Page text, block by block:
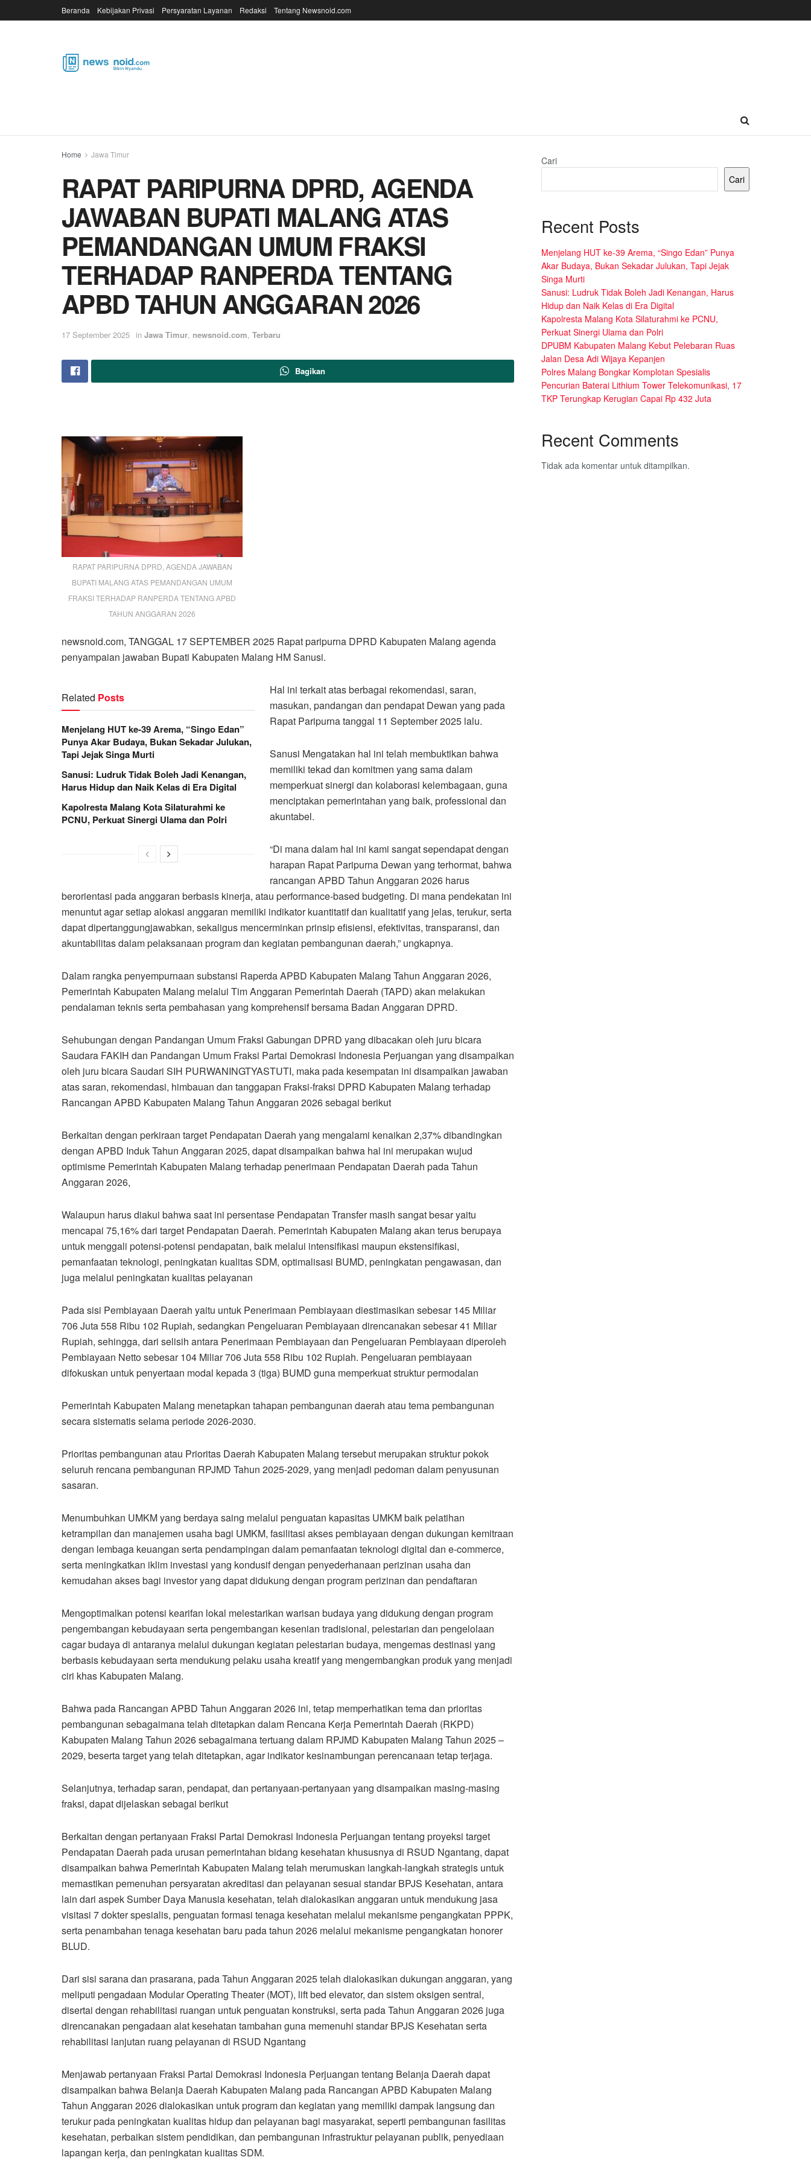
Beranda Kebijakan Privasi Persyaratan Layanan Redaksi Tentang Newsnoid.com
Home Jawa Timur
RAPAT PARIPURNA DPRD, AGENDA
JAWABAN BUPATI MALANG ATAS
PEMANDANGAN UMUM FRAKSI
TERHADAP RANPERDA TENTANG
APBD TAHUN ANGGARAN 2026
17 September 2025 in Jawa Timur, newsnoid.com, Terbaru
Bagikan
RAPAT PARIPURNA DPRD, AGENDA JAWABAN
BUPATI MALANG ATAS PEMANDANGAN UMUM
FRAKSI TERHADAP RANPERDA TENTANG APBD
TAHUN ANGGARAN 2026
newsnoid.com, TANGGAL 17 SEPTEMBER 2025 Rapat paripurna DPRD Kabupaten Malang agenda
penyampaian jawaban Bupati Kabupaten Malang HM Sanusi.
Related Posts
Menjelang HUT ke-39 Arema, “Singo Edan”
Punya Akar Budaya, Bukan Sekadar Julukan,
Tapi Jejak Singa Murti
Sanusi: Ludruk Tidak Boleh Jadi Kenangan,
Harus Hidup dan Naik Kelas di Era Digital
Kapolresta Malang Kota Silaturahmi ke
PCNU, Perkuat Sinergi Ulama dan Polri
Hal ini terkait atas berbagai rekomendasi, saran,
masukan, pandangan dan pendapat Dewan yang pada
Rapat Paripurna tanggal 11 September 2025 lalu.
Sanusi Mengatakan hal ini telah membuktikan bahwa
memiliki tekad dan komitmen yang sama dalam
memperkuat sinergi dan kolaborasi kelembagaan, guna
menciptakan pemerintahan yang baik, professional dan
akuntabel.
“Di mana dalam hal ini kami sangat sependapat dengan
harapan Rapat Paripurna Dewan yang terhormat, bahwa
rancangan APBD Tahun Anggaran 2026 harus
berorientasi pada anggaran berbasis kinerja, atau performance-based budgeting. Di mana pendekatan ini
menuntut agar setiap alokasi anggaran memiliki indikator kuantitatif dan kualitatif yang jelas, terukur, serta
dapat dipertanggungjawabkan, sekaligus mencerminkan prinsip efisiensi, efektivitas, transparansi, dan
akuntabilitas dalam pelaksanaan program dan kegiatan pembangunan daerah,” ungkapnya.
Dalam rangka penyempurnaan substansi Raperda APBD Kabupaten Malang Tahun Anggaran 2026,
Pemerintah Kabupaten Malang melalui Tim Anggaran Pemerintah Daerah (TAPD) akan melakukan
pendalaman teknis serta pembahasan yang komprehensif bersama Badan Anggaran DPRD.
Sehubungan dengan Pandangan Umum Fraksi Gabungan DPRD yang dibacakan oleh juru bicara
Saudara FAKIH dan Pandangan Umum Fraksi Partai Demokrasi Indonesia Perjuangan yang disampaikan
oleh juru bicara Saudari SIH PURWANINGTYASTUTI, maka pada kesempatan ini disampaikan jawaban
atas saran, rekomendasi, himbauan dan tanggapan Fraksi-fraksi DPRD Kabupaten Malang terhadap
Rancangan APBD Kabupaten Malang Tahun Anggaran 2026 sebagai berikut
Berkaitan dengan perkiraan target Pendapatan Daerah yang mengalami kenaikan 2,37% dibandingkan
dengan APBD Induk Tahun Anggaran 2025, dapat disampaikan bahwa hal ini merupakan wujud
optimisme Pemerintah Kabupaten Malang terhadap penerimaan Pendapatan Daerah pada Tahun
Anggaran 2026,
Walaupun harus diakui bahwa saat ini persentase Pendapatan Transfer masih sangat besar yaitu
mencapai 75,16% dari target Pendapatan Daerah. Pemerintah Kabupaten Malang akan terus berupaya
untuk menggali potensi-potensi pendapatan, baik melalui intensifikasi maupun ekstensifikasi,
pemanfaatan teknologi, peningkatan kualitas SDM, optimalisasi BUMD, peningkatan pengawasan, dan
juga melalui peningkatan kualitas pelayanan
Pada sisi Pembiayaan Daerah yaitu untuk Penerimaan Pembiayaan diestimasikan sebesar 145 Miliar
706 Juta 558 Ribu 102 Rupiah, sedangkan Pengeluaran Pembiayaan direncanakan sebesar 41 Miliar
Rupiah, sehingga, dari selisih antara Penerimaan Pembiayaan dan Pengeluaran Pembiayaan diperoleh
Pembiayaan Netto sebesar 104 Miliar 706 Juta 558 Ribu 102 Rupiah. Pengeluaran pembiayaan
difokuskan untuk penyertaan modal kepada 3 (tiga) BUMD guna memperkuat struktur permodalan
Pemerintah Kabupaten Malang menetapkan tahapan pembangunan daerah atau tema pembangunan
secara sistematis selama periode 2026-2030.
Prioritas pembangunan atau Prioritas Daerah Kabupaten Malang tersebut merupakan struktur pokok
seluruh rencana pembangunan RPJMD Tahun 2025-2029, yang menjadi pedoman dalam penyusunan
sasaran.
Menumbuhkan UMKM yang berdaya saing melalui penguatan kapasitas UMKM baik pelatihan
ketrampilan dan manajemen usaha bagi UMKM, fasilitasi akses pembiayaan dengan dukungan kemitraan
dengan lembaga keuangan serta pendampingan dalam pemanfaatan teknologi digital dan e-commerce,
serta meningkatkan iklim investasi yang kondusif dengan penyederhanaan perizinan usaha dan
kemudahan akses bagi investor yang dapat didukung dengan program perizinan dan pendaftaran
Mengoptimalkan potensi kearifan lokal melestarikan warisan budaya yang didukung dengan program
pengembangan kebudayaan serta pengembangan kesenian tradisional, pelestarian dan pengelolaan
cagar budaya di antaranya melalui dukungan kegiatan pelestarian budaya, mengemas destinasi yang
berbasis kebudayaan serta mendukung pelaku usaha kreatif yang mengembangkan produk yang menjadi
ciri khas Kabupaten Malang.
Bahwa pada Rancangan APBD Tahun Anggaran 2026 ini, tetap memperhatikan tema dan prioritas
pembangunan sebagaimana telah ditetapkan dalam Rencana Kerja Pemerintah Daerah (RKPD)
Kabupaten Malang Tahun 2026 sebagaimana tertuang dalam RPJMD Kabupaten Malang Tahun 2025 –
2029, beserta target yang telah ditetapkan, agar indikator kesinambungan perencanaan tetap terjaga.
Selanjutnya, terhadap saran, pendapat, dan pertanyaan-pertanyaan yang disampaikan masing-masing
fraksi, dapat dijelaskan sebagai berikut
Berkaitan dengan pertanyaan Fraksi Partai Demokrasi Indonesia Perjuangan tentang proyeksi target
Pendapatan Daerah pada urusan pemerintahan bidang kesehatan khususnya di RSUD Ngantang, dapat
disampaikan bahwa Pemerintah Kabupaten Malang telah merumuskan langkah-langkah strategis untuk
memastikan pemenuhan persyaratan akreditasi dan pelayanan sesuai standar BPJS Kesehatan, antara
lain dari aspek Sumber Daya Manusia kesehatan, telah dialokasikan anggaran untuk mendukung jasa
visitasi 7 dokter spesialis, penguatan formasi tenaga kesehatan melalui mekanisme pengangkatan PPPK,
serta penambahan tenaga kesehatan baru pada tahun 2026 melalui mekanisme pengangkatan honorer
BLUD.
Dari sisi sarana dan prasarana, pada Tahun Anggaran 2025 telah dialokasikan dukungan anggaran, yang
meliputi pengadaan Modular Operating Theater (MOT), lift bed elevator, dan sistem oksigen sentral,
disertai dengan rehabilitasi ruangan untuk penguatan konstruksi, serta pada Tahun Anggaran 2026 juga
direncanakan pengadaan alat kesehatan tambahan guna memenuhi standar BPJS Kesehatan serta
rehabilitasi lanjutan ruang pelayanan di RSUD Ngantang
Menjawab pertanyaan Fraksi Partai Demokrasi Indonesia Perjuangan tentang Belanja Daerah dapat
disampaikan bahwa Belanja Daerah Kabupaten Malang pada Rancangan APBD Kabupaten Malang
Tahun Anggaran 2026 dialokasikan untuk program dan kegiatan yang memiliki dampak langsung dan
terukur pada peningkatan kualitas hidup dan pelayanan bagi masyarakat, seperti pembangunan fasilitas
kesehatan, perbaikan sistem pendidikan, dan pembangunan infrastruktur pelayanan publik, penyediaan
lapangan kerja, dan peningkatan kualitas SDM.
Cari
Cari
Recent Posts
Menjelang HUT ke-39 Arema, “Singo Edan” Punya
Akar Budaya, Bukan Sekadar Julukan, Tapi Jejak
Singa Murti
Sanusi: Ludruk Tidak Boleh Jadi Kenangan, Harus
Hidup dan Naik Kelas di Era Digital
Kapolresta Malang Kota Silaturahmi ke PCNU,
Perkuat Sinergi Ulama dan Polri
DPUBM Kabupaten Malang Kebut Pelebaran Ruas
Jalan Desa Adi Wijaya Kepanjen
Polres Malang Bongkar Komplotan Spesialis
Pencurian Baterai Lithium Tower Telekomunikasi, 17
TKP Terungkap Kerugian Capai Rp 432 Juta
Recent Comments
Tidak ada komentar untuk ditampilkan.